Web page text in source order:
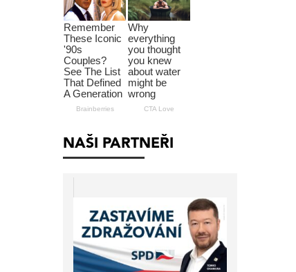
NAŠI PARTNEŘI